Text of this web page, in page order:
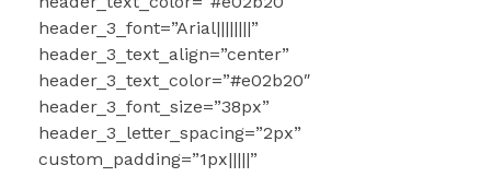
header_3_font=”Arial||||||||”
header_3_text_align=”center”
header_3_text_color=”#e02b20″
header_3_font_size=”38px”
header_3_letter_spacing=”2px”
custom_padding=”1px|||||”